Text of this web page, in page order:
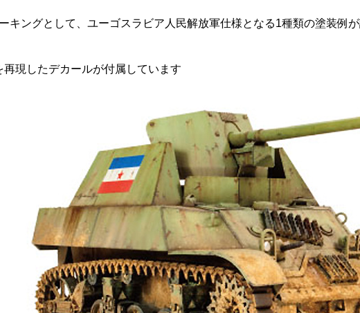
キングとして、ユーゴスラビア人民解放軍仕様となる1種類の塗装例
現したデカールが付属しています